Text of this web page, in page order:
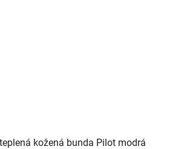
kožená bunda Pilot modrá